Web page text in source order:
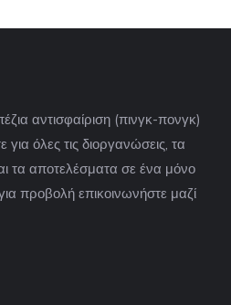
αντισφαίριση (πινγκ-πονγκ)
όλες τις διοργανώσεις, τα
τα αποτελέσματα σε ένα μόνο
προβολή επικοινωνήστε μαζί